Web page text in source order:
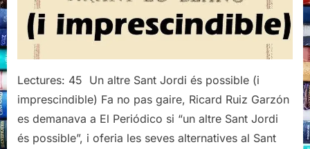
Lectures: 45 Un altre Sant Jordi és possible (i
imprescindible) Fa no pas gaire, Ricard Ruiz Garzón
es demanava a El Periódico si “un altre Sant Jordi
és possible”, i oferia les seves alternatives al Sant